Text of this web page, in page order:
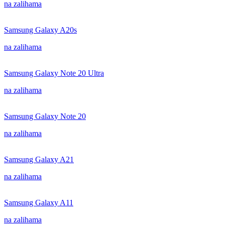
na zalihama
Samsung Galaxy A20s
na zalihama
Samsung Galaxy Note 20 Ultra
na zalihama
Samsung Galaxy Note 20
na zalihama
Samsung Galaxy A21
na zalihama
Samsung Galaxy A11
na zalihama